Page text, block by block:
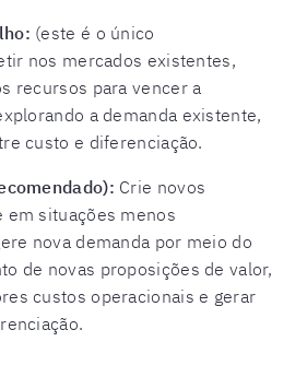
(este é o único
nos mercados existentes,
recursos para vencer a
a demanda existente,
custo e diferenciação.
Crie novos
em situações menos
nova demanda por meio do
de novas proposições de valor,
custos operacionais e gerar